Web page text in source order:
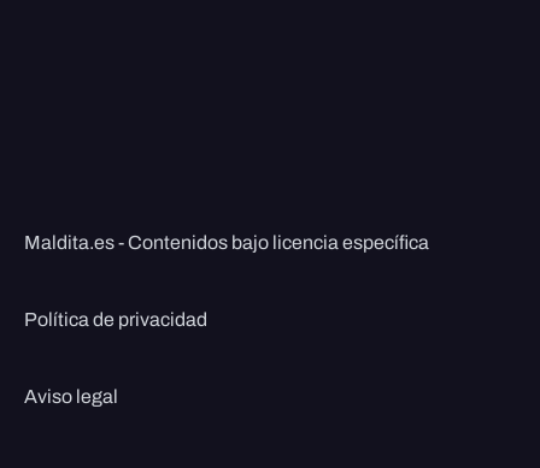
Maldita.es - Contenidos bajo licencia específica
Política de privacidad
Aviso legal